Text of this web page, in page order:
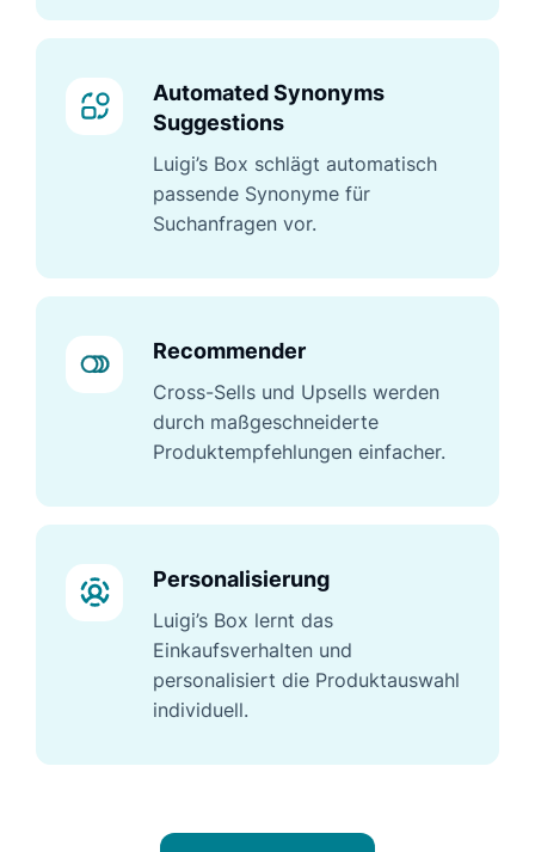
Automated Synonyms
Suggestions
Luigi’s Box schlägt automatisch
passende Synonyme für
Suchanfragen vor.
Recommender
Cross-Sells und Upsells werden
durch maßgeschneiderte
Produktempfehlungen einfacher.
Personalisierung
Luigi’s Box lernt das
Einkaufsverhalten und
personalisiert die Produktauswahl
individuell.